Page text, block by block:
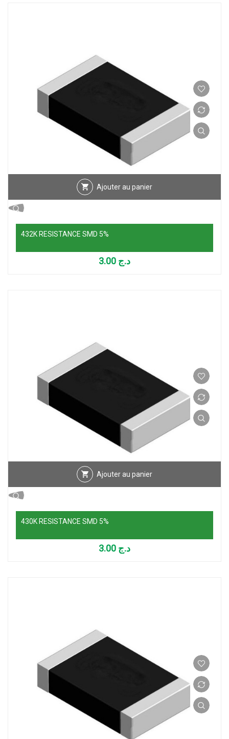
Ajouter au panier
432K RESISTANCE SMD 5%
د.ج
Ajouter au panier
430K RESISTANCE SMD 5%
د.ج